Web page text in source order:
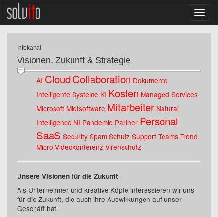
Infokanal
Visionen, Zukunft & Strategie
AI CloudCollaboration Dokumente
Intelligente Systeme KI Kosten Managed Services
Microsoft Mietsoftware Mitarbeiter Natural
Intelligence NI Pandemie Partner Personal
SaaS Security Spam Schutz Support Teams Trend
Micro Videokonferenz Virenschutz
Unsere Visionen für die Zukunft
Als Unternehmer und kreative Köpfe interessieren wir uns
für die Zukunft, die auch ihre Auswirkungen auf unser
Geschäft hat.